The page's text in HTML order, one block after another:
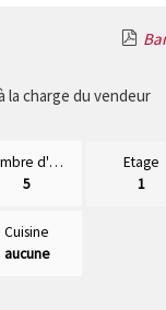
la charge du vendeur
Nombre d'étages
5
Etage
1
Cuisine
aucune